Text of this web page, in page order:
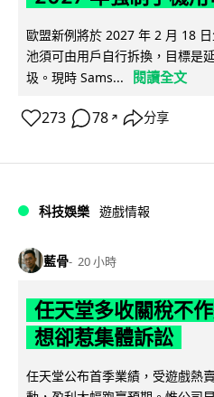
歐盟新例將於 2027 年 2 月 18
池須可由用戶自行拆換，目標是
圾。現時 Sams...
閱讀全文
273 78 ↗ 分享
科技娛樂 遊戲情報
藍骨 20 小時
任天堂多收關稅不
想卻惹集體訴訟
任天堂公布首季業績，受遊戲熱